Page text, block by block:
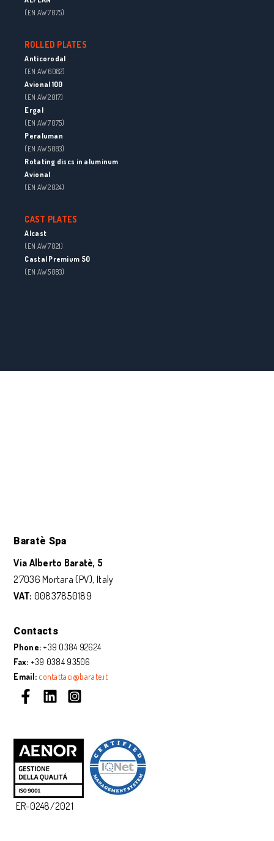
(EN AW 7075)
ROLLED PLATES
Anticorodal
(EN AW 6082)
Avional 100
(EN AW 2017)
Ergal
(EN AW 7075)
Peraluman
(EN AW 5083)
Rotating discs in aluminum
Avional
(EN AW 2024)
CAST PLATES
Alcast
(EN AW 7021)
Castal Premium 50
(EN AW 5083)
Baratè Spa
Via Alberto Baratè, 5
27036 Mortara (PV), Italy
VAT: 00837850189
Contacts
Phone: +39 0384 92624
Fax: +39 0384 93506
Email: contattaci@barate.it
ER-0248/2021